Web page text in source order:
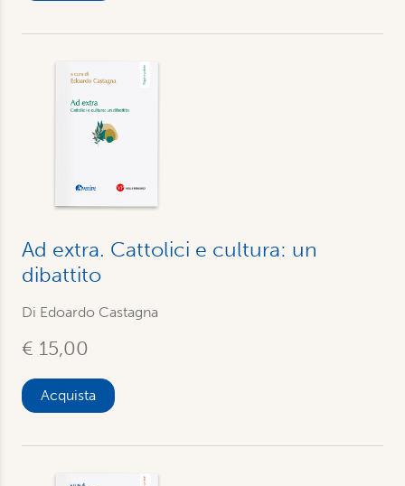
Ad extra. Cattolici e cultura: un
dibattito
Di Edoardo Castagna
€ 15,00
Acquista